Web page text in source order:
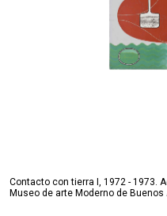
Contacto con tierra I, 1972 - 1973.
Museo de arte Moderno de